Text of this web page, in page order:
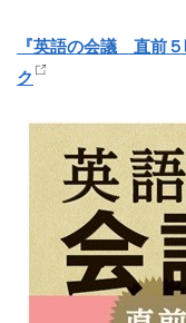
『英語の会議 直前
ク